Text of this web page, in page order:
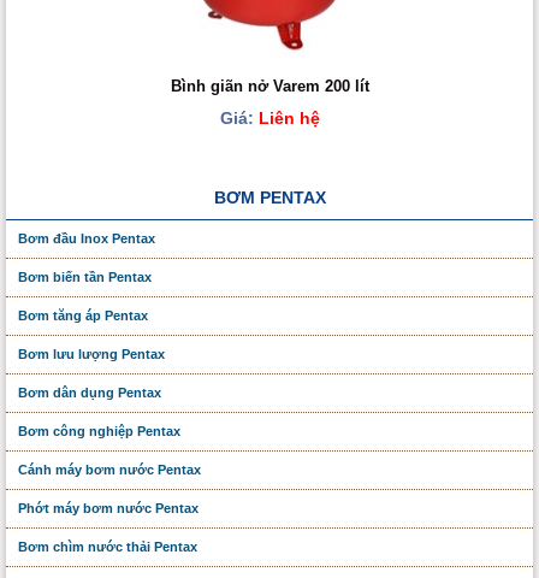
Bình giãn nở Varem 200 lít
Giá: Liên hệ
BƠM PENTAX
Bơm đầu Inox Pentax
Bơm biến tần Pentax
Bơm tăng áp Pentax
Bơm lưu lượng Pentax
Bơm dân dụng Pentax
Bơm công nghiệp Pentax
Cánh máy bơm nước Pentax
Phớt máy bơm nước Pentax
Bơm chìm nước thải Pentax